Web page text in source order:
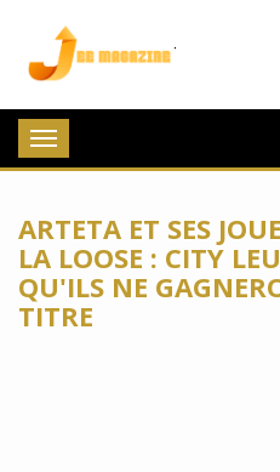
Toggle
navigation
ARTETA ET SES
LA LOOSE : CITY
QU'ILS NE
TITRE